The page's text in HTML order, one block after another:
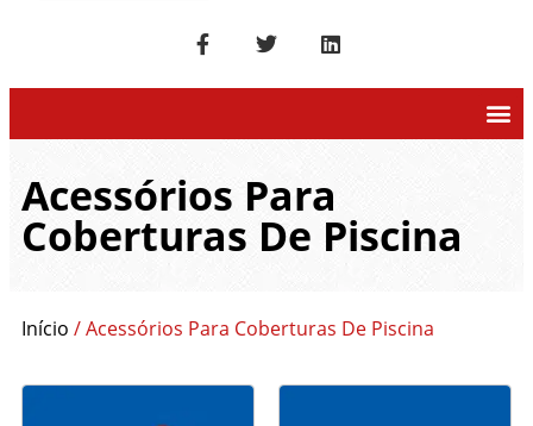
Acessórios Para
Coberturas De Piscina
Início / Acessórios Para Coberturas De Piscina